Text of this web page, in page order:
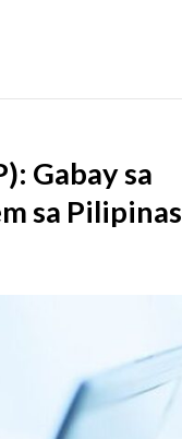
Gabay sa
sa Pilipinas